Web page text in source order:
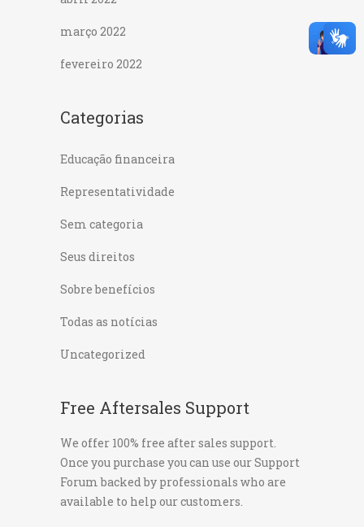
março 2022
fevereiro 2022
Categorias
Educação financeira
Representatividade
Sem categoria
Seus direitos
Sobre benefícios
Todas as notícias
Uncategorized
Free Aftersales Support
We offer 100% free after sales support.
Once you purchase you can use ourSupport
Forumbacked by professionals who are
available to help our customers.